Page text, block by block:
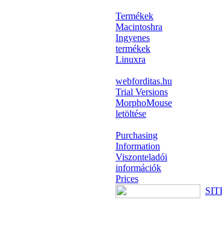
Termékek
Macintoshra
Ingyenes
termékek
Linuxra
webforditas.hu
Trial Versions
MorphoMouse
letöltése
Purchasing
Information
Viszonteladói
információk
Prices